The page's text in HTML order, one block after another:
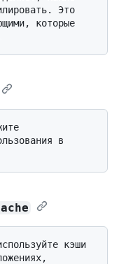
Это
которые
в